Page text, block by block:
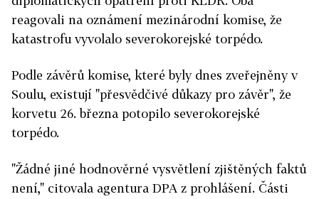
reagovali na oznámení mezinárodní komise, že
katastrofu vyvolalo severokorejské torpédo.
Podle závěrů komise, které byly dnes zveřejněny v
Soulu, existují "přesvědčivé důkazy pro závěr", že
korvetu 26. března potopilo severokorejské
torpédo.
"Žádné jiné hodnověrné vysvětlení zjištěných faktů
není," citovala agentura DPA z prohlášení. Části